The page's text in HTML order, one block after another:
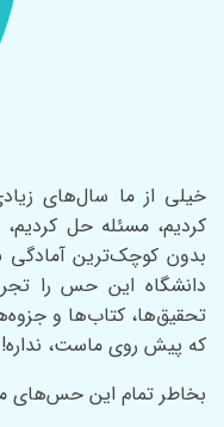
خیلی از ما سال‌های
کردیم، مسئله حل
بدون کوچک‌ترین آمادگی
دانشگاه این حس را
تحقیق‌ها، کتاب‌ها و
که پیش روی ماست، نداره!
بخاطر تمام این حس‌های